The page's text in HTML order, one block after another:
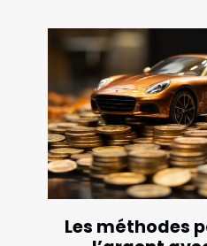
Les méthodes